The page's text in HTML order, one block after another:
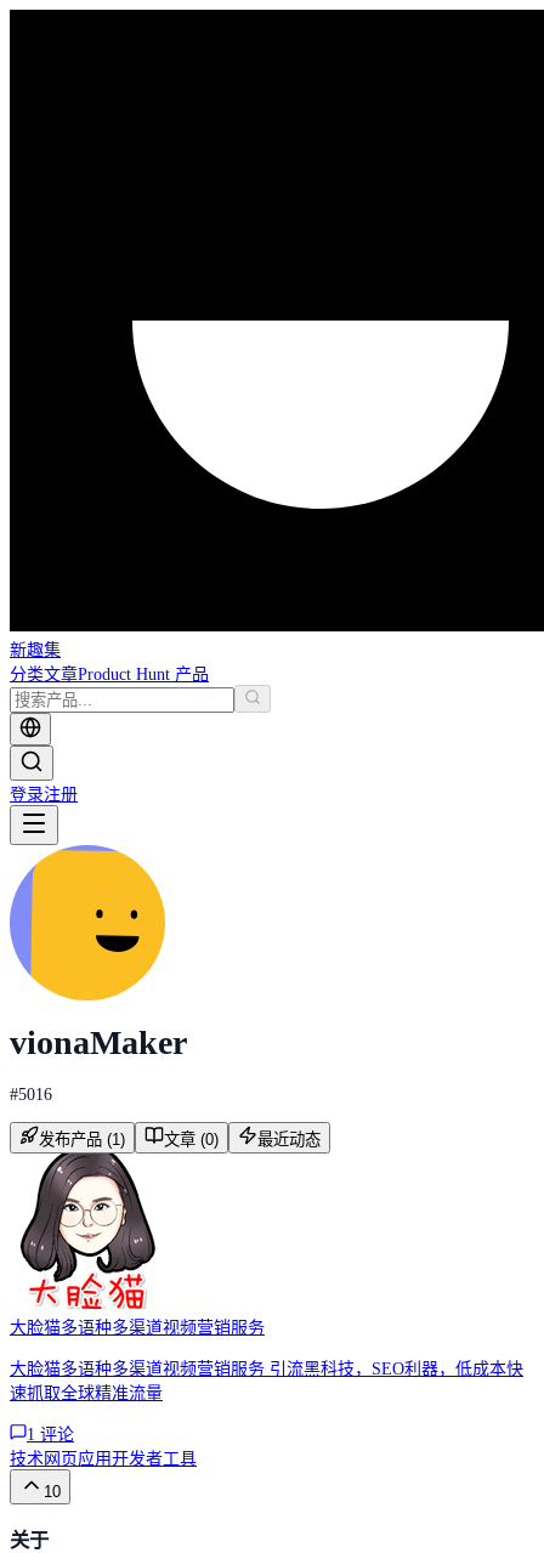
新趣集
分类文章Product Hunt 产品
登录注册
vionaMaker
#5016
发布产品 (1) 文章 (0) 最近动态
大脸猫多语种多渠道视频营销服务
大脸猫多语种多渠道视频营销服务 引流黑科技，SEO利器，低成本快
速抓取全球精准流量
1 评论
技术 网页应用开发者工具
10
关于